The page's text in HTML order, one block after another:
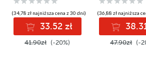
(34,78 zł najniższa cena z 30 dni)
33.52 zł
41.90zł (-20%)
(36,88 zł najniższa
47.90zł (-